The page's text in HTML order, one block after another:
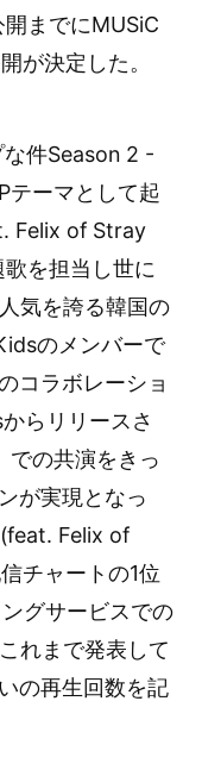
までにMUSiC
が決定した。
件Season 2 -
ーマとして起
Felix of Stray
を担当し世に
気を誇る韓国の
のメンバーで
コラボレーショ
らリリースさ
の共演をきっ
が実現となっ
Felix of
チャートの1位
グサービスでの
れまで発表して
の再生回数を記